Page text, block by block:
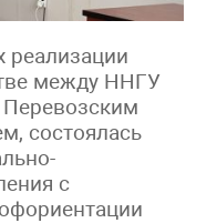
реализации
между ННГУ
состоялась
с